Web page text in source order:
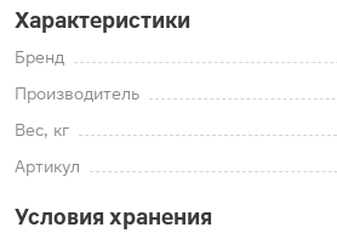
Характеристики
Бренд
Производитель
Вес, кг
Артикул
Условия хранения